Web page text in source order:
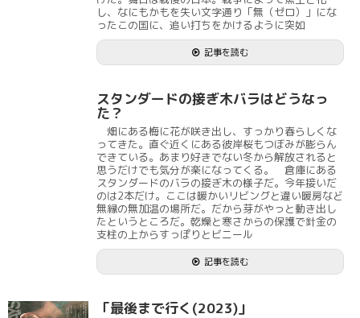
し、なにもかもを失い文字通り「無（ゼロ）」にな
ったこの国に、追い打ちをかけるように突如
記事を読む
スタンダードの接ぎ木バラはどうなっ
た？
畑にある梅に花が咲き出し、すっかり春らしくな
ってきた。直ぐ近くにある彼岸桜もつぼみが膨らん
できている。あまり好きでない冬から解放されると
思うだけでも気分が楽になってくる。 倉庫にある
スタンダードのバラの接ぎ木の様子だ。今年接いだ
のは2本だけ。ここは暖かいリビングと違い暖房など
無縁の無加温の場所だ。だから芽がやっと動き出し
たというところだ。乾燥と寒さからの保護で針金の
支柱の上からすっぽりとビニール
記事を読む
「最後まで行く(2023)」